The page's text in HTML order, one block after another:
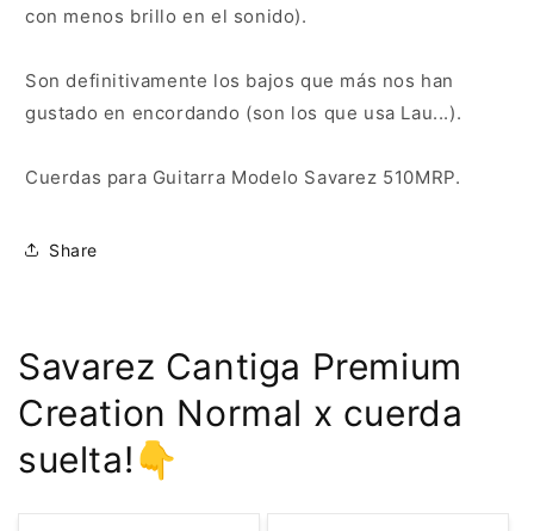
con menos brillo en el sonido).
Son definitivamente los bajos que más nos han
gustado en encordando (son los que usa Lau...).
Cuerdas para Guitarra Modelo Savarez 510MRP.
Share
Savarez Cantiga Premium
Creation Normal x cuerda
suelta!👇